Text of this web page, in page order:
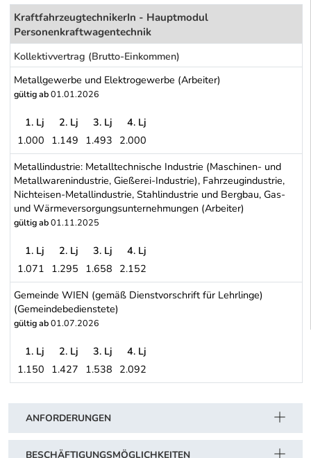
KraftfahrzeugtechnikerIn - Hauptmodul
Personenkraftwagentechnik
Kollektivvertrag (Brutto-Einkommen)
Metallgewerbe und Elektrogewerbe (Arbeiter)
gültig ab01.01.2026
Metallgewerbe und Elektrogewerbe (Arbeiter)
1. Lj 2. Lj 3. Lj
4. Lj
1.000 1.149 1.493 2.000
Metallindustrie: Metalltechnische Industrie (Maschinen- und
Metallwarenindustrie, Gießerei-Industrie), Fahrzeugindustrie,
Nichteisen-Metallindustrie, Stahlindustrie und Bergbau, Gas-
und Wärmeversorgungsunternehmungen (Arbeiter)
gültig ab01.11.2025
Metallindustrie: Metalltechnische Industrie (Maschinen- und
1. Lj 2. Lj 3. Lj
4. Lj
1.071 1.295 1.658 2.152
Gemeinde WIEN (gemäß Dienstvorschrift für Lehrlinge)
(Gemeindebedienstete)
gültig ab01.07.2026
Gemeinde WIEN (gemäß Dienstvorschrift für Lehrlinge)
1. Lj 2. Lj 3. Lj
4. Lj
1.150 1.427 1.538 2.092
ANFORDERUNGEN
BESCHÄFTIGUNGSMÖGLICHKEITEN